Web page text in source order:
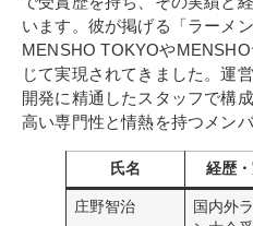
います。彼が掲げる「ラーメ
MENSHO TOKYOや
じて実現されてきました。運
開発に精通したスタッフで構
高い専門性と情熱を持つメン
氏名 経歴
庄野智治
国内外